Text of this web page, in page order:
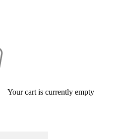
Your cart is currently empty